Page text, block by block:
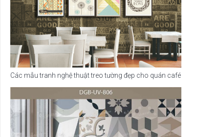
Các mẫu tranh nghệ thuật treo tường đẹp cho quán café